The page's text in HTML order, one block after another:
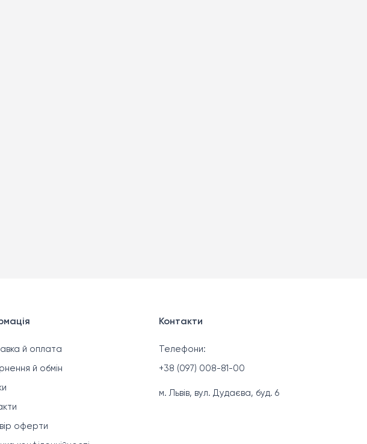
й оплата
й обмін
оферти
Контакти
Телефони:
+38 (097) 008-81-00
м. Львів, вул. Дудаєва, буд. 6